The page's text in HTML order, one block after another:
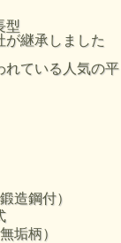
型
が継承しました
れている人気の平
造鋼付）
垢柄）